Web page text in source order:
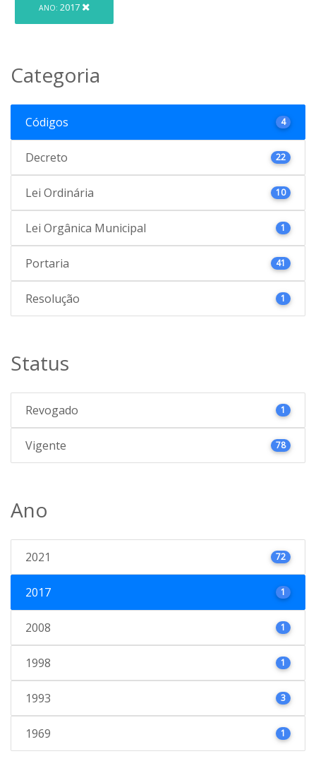
ANO: 2017
Categoria
Códigos 4
Decreto 22
Lei Ordinária 10
Lei Orgânica Municipal 1
Portaria 41
Resolução 1
Status
Revogado 1
Vigente 78
Ano
2021 72
2017 1
2008 1
1998 1
1993 3
1969 1